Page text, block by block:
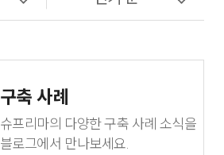
구축 사례
슈프리마의 다양한 구축 사례 소식을
블로그에서 만나보세요.